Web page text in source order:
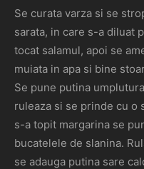
Se curata varza si se
sarata, in care s-a diluat
tocat salamul, apoi se
muiata in apa si bine
Se pune putina
ruleaza si se prinde cu o
s-a topit margarina se
bucatelele de slanina.
se adauga putina sare